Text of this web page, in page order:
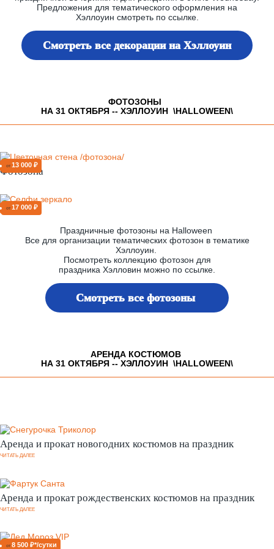
Предложения для тематического оформления на
Хэллоуин смотреть по ссылке.
Смотреть все декорации на Хэллоуин
ФОТОЗОНЫ
НА 31 ОКТЯБРЯ -- ХЭЛЛОУИН \HALLOWEEN\
от 13 000 ₽
Фотозона
от 17 000 ₽
Праздничные фотозоны на Halloween
Все для организации тематических фотозон в тематике
Хэллоуин.
Посмотреть коллекцию фотозон для
праздника Хэлловин можно по ссылке.
Смотреть все фотозоны
АРЕНДА КОСТЮМОВ
НА 31 ОКТЯБРЯ -- ХЭЛЛОУИН \HALLOWEEN\
Аренда и прокат новогодних костюмов на праздник
ЧИТАТЬ ДАЛЕЕ
Аренда и прокат рождественских костюмов на праздник
ЧИТАТЬ ДАЛЕЕ
от 8 500 ₽*/сутки